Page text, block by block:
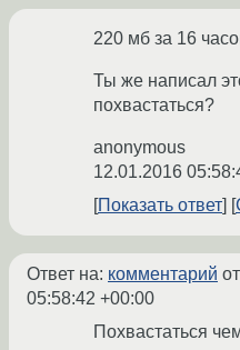
220 мб за 16
Ты же написал
похвастаться?
anonymous
12.01.2016
Показать ответ
Ответ на: комментарий
05:58:42 +00:00
Похвастаться